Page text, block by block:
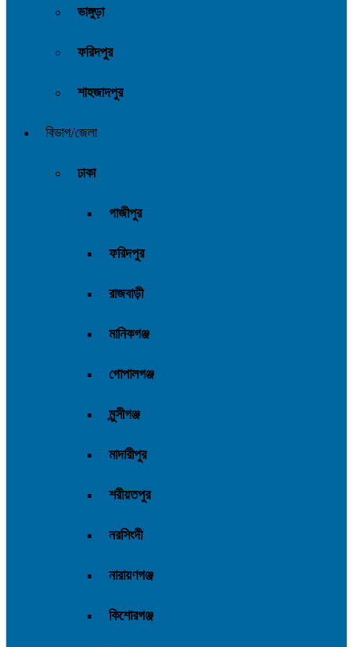
ভাঙ্গুড়া
ফরিদপুর
শাহজাদপুর
বিভাগ/জেলা
ঢাকা
গাজীপুর
ফরিদপুর
রাজবাড়ী
মানিকগঞ্জ
গোপালগঞ্জ
মুন্সীগঞ্জ
মাদারীপুর
শরীয়তপুর
নরসিংদী
নারায়ণগঞ্জ
কিশোরগঞ্জ